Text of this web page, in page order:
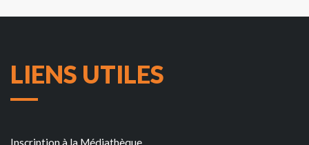
LIENS UTILES
Inscription à la Médiathèque